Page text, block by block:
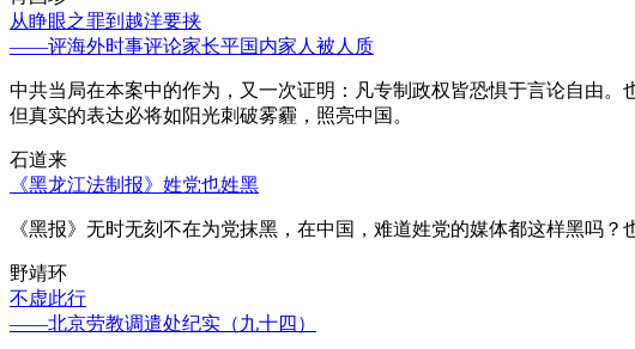
从睁眼之罪到越洋要挟
——评海外时事评论家长平国内家人被人质
中共当局在本案中的作为，又一次证明：凡专制政权皆恐惧于言论自由
但真实的表达必将如阳光刺破雾霾，照亮中国。
石道来
《黑龙江法制报》姓党也姓黑
《黑报》无时无刻不在为党抹黑，在中国，难道姓党的媒体都这样黑吗？
野靖环
不虚此行
——北京劳教调遣处纪实（九十四）